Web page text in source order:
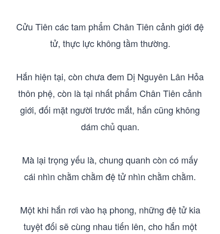
Cửu Tiên các tam phẩm Chân Tiên cảnh giới đệ
tử, thực lực không tầm thường.
Hắn hiện tại, còn chưa đem Dị Nguyên Lân Hỏa
thôn phệ, còn là tại nhất phẩm Chân Tiên cảnh
giới, đối mặt người trước mắt, hắn cũng không
dám chủ quan.
Mà lại trọng yếu là, chung quanh còn có mấy
cái nhìn chằm chằm đệ tử nhìn chằm chằm.
Một khi hắn rơi vào hạ phong, những đệ tử kia
tuyệt đối sẽ cùng nhau tiến lên, cho hắn một